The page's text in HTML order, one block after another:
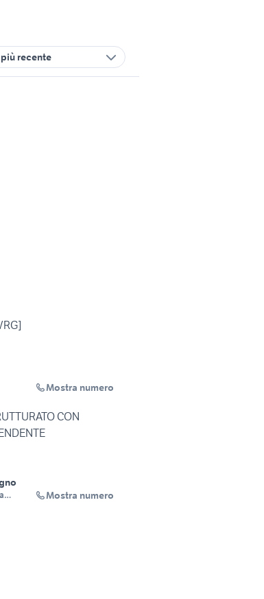
recente
Mostra numero
CON
Mostra numero